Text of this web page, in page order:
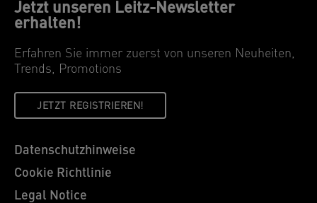
Jetzt unseren Leitz-Newsletter
erhalten!
Erfahren Sie immer zuerst von unseren Neuheiten,
Trends, Promotions
JETZT REGISTRIEREN!
Datenschutzhinweise
Cookie Richtlinie
Legal Notice